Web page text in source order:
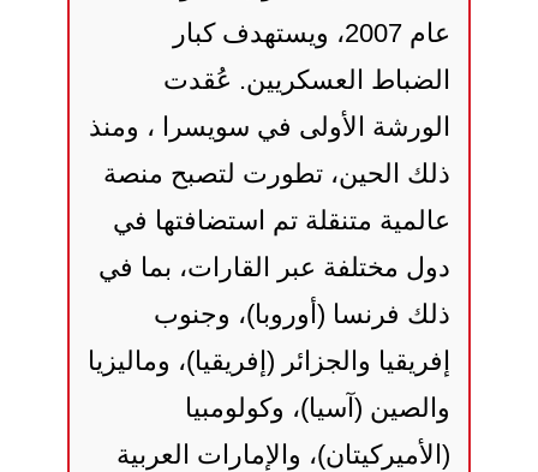
عام 2007، ويستهدف كبار
الضباط العسكريين. عُقدت
الورشة الأولى في سويسرا ، ومنذ
ذلك الحين، تطورت لتصبح منصة
عالمية متنقلة تم استضافتها في
دول مختلفة عبر القارات، بما في
ذلك فرنسا (أوروبا)، وجنوب
إفريقيا والجزائر (إفريقيا)، وماليزيا
والصين (آسيا)، وكولومبيا
(الأميركيتان)، والإمارات العربية